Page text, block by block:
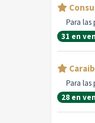
Para las
31 en
Para las
28 en